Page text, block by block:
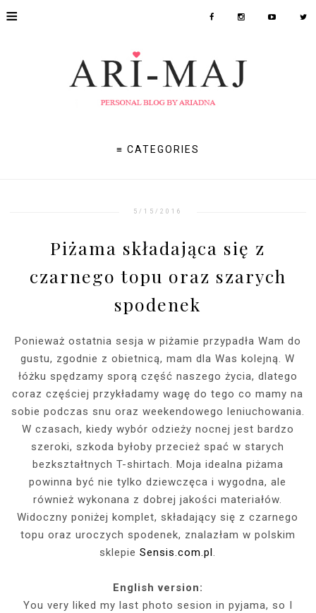
≡
≡ CATEGORIES
5/15/2016
Piżama składająca się z
czarnego topu oraz szarych
spodenek
Ponieważ ostatnia sesja w piżamie przypadła Wam do
gustu, zgodnie z obietnicą, mam dla Was kolejną. W
łóżku spędzamy sporą część naszego życia, dlatego
coraz częściej przykładamy wagę do tego co mamy na
sobie podczas snu oraz weekendowego leniuchowania.
W czasach, kiedy wybór odzieży nocnej jest bardzo
szeroki, szkoda byłoby przecież spać w starych
bezkształtnych T-shirtach. Moja idealna piżama
powinna być nie tylko dziewczęca i wygodna, ale
również wykonana z dobrej jakości materiałów.
Widoczny poniżej komplet, składający się z czarnego
topu oraz uroczych spodenek, znalazłam w polskim
sklepieSensis.com.pl.
English version:
You very liked my last photo sesion in pyjama, so I